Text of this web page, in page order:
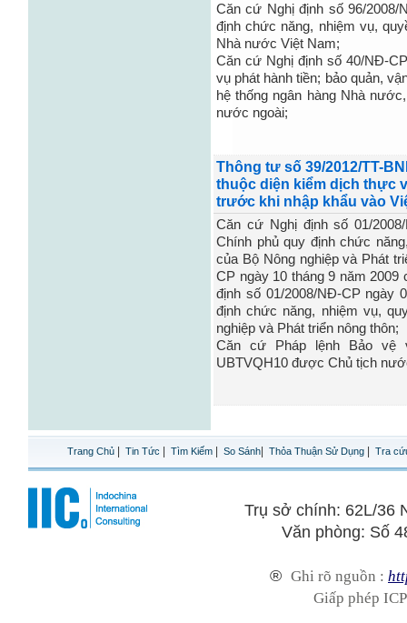
Căn cứ Nghị định số 96/2008/
định chức năng, nhiệm vụ,
Nhà nước Việt Nam;
Căn cứ Nghị định số 40/NĐ-
vụ phát hành tiền; bảo quản,
hệ thống ngân hàng Nhà
nước ngoài;
Thông tư số 39/2012/TT-
thuộc diện kiểm dịch thực
trước khi nhập khẩu vào
Căn cứ Nghị định số 01/
Chính phủ quy định chức
của Bộ Nông nghiệp và Phát
CP ngày 10 tháng 9 năm
định số 01/2008/NĐ-CP ngày
định chức năng, nhiệm vụ,
nghiệp và Phát triển nông thôn;
Căn cứ Pháp lệnh Bảo vệ
UBTVQH10 được Chủ tịch
Trang Chủ Tin Tức Tìm Kiếm So Sánh Thỏa Thuận Sử Dụng Tra
Trụ sở chính: 62L/36
Văn phòng: Số
® Ghi rõ nguồn :
Giấp phép